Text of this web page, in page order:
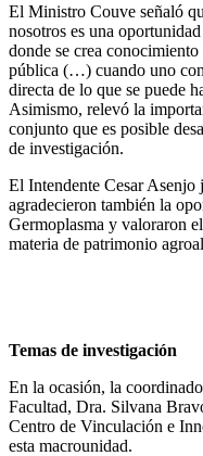
El Ministro Couve señaló
nosotros es una
donde se crea
pública (…) cuando uno
directa de lo que se puede
Asimismo, relevó la
conjunto que es posible
de investigación.
El Intendente Cesar Asenjo
agradecieron también la
Germoplasma y valoraron
materia de patrimonio
Temas de investigación
En la ocasión, la
Facultad, Dra. Silvana
Centro de Vinculación e
esta macrounidad.